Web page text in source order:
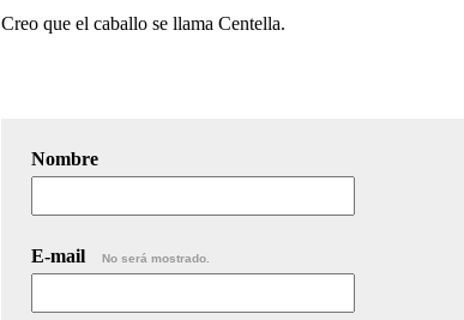
Creo que el caballo se llama Centella.
Nombre
E-mail No será mostrado.